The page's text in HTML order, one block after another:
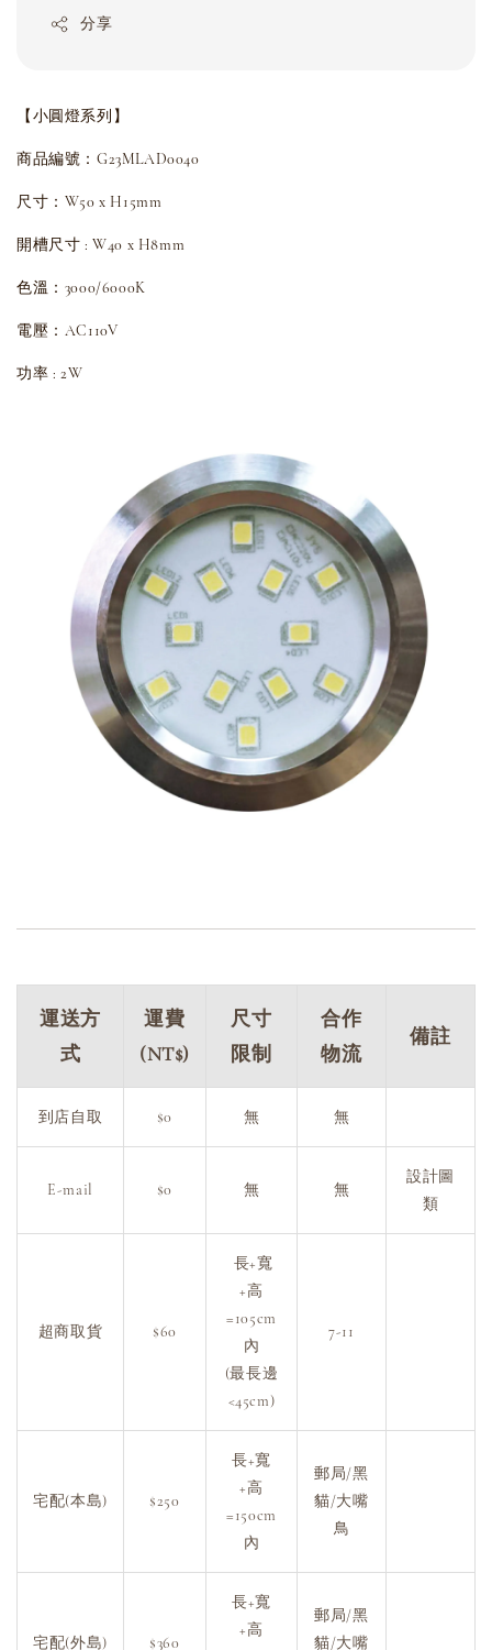
分享
【小圓燈系列】
商品編號：G23MLAD0040
尺寸：W50 x H15mm
開槽尺寸 : W40 x H8mm
色溫：3000/6000K
電壓：AC110V
功率 : 2W
運送方
式
運費
(NT$)
尺寸
限制
合作
物流
備註
到店自取 $0 無 無
E-mail $0 無 無
設計圖
類
超商取貨 $60
長+寬
+高
=105cm
內
(最長邊
<45cm)
7-11
宅配(本島) $250
長+寬
+高
=150cm
內
郵局/黑
貓/大嘴
鳥
宅配(外島) $360
長+寬
+高
郵局/黑
貓/大嘴